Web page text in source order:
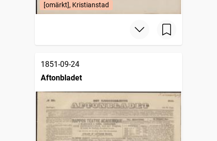
[omärkt], Kristianstad
1851-09-24
Aftonbladet